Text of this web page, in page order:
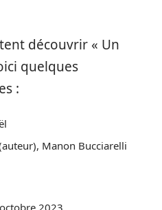
découvrir « Un
quelques
:
Manon Bucciarelli